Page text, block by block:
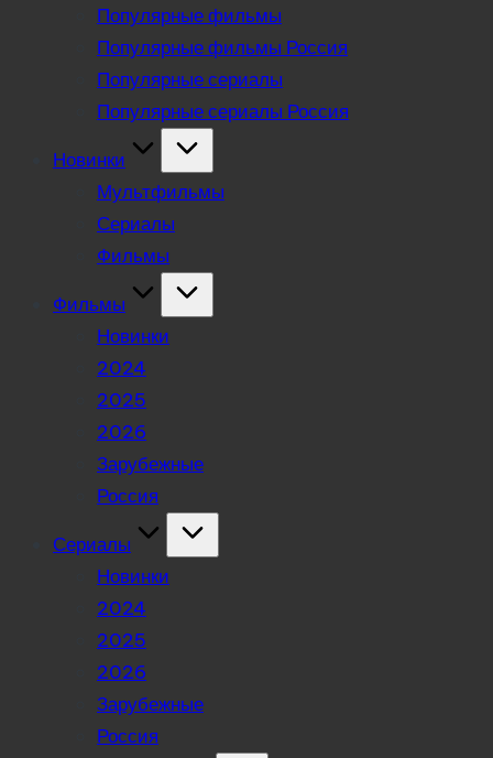
Популярные фильмы
Популярные фильмы Россия
Популярные сериалы
Популярные сериалы Россия
Новинки
Мультфильмы
Сериалы
Фильмы
Фильмы
Новинки
2024
2025
2026
Зарубежные
Россия
Сериалы
Новинки
2024
2025
2026
Зарубежные
Россия